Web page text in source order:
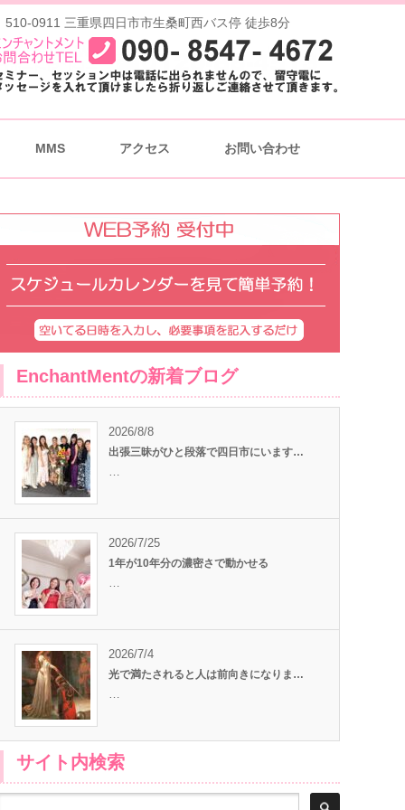
510-0911 三重県四日市市生桑町西バス停 徒歩8分
MMS アクセス お問い合わせ
EnchantMentの新着ブログ
2026/8/8
出張三昧がひと段落で四日市にいます…
…
2026/7/25
1年が10年分の濃密さで動かせる
…
2026/7/4
光で満たされると人は前向きになりま…
…
サイト内検索